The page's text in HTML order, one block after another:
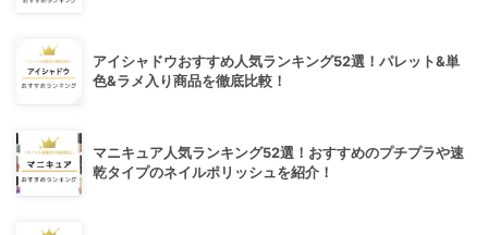
アイシャドウおすすめ人気ランキング52選！パレット&単
色&ラメ入り商品を徹底比較！
マニキュア人気ランキング52選！おすすめのプチプラや速
乾タイプのネイルポリッシュを紹介！